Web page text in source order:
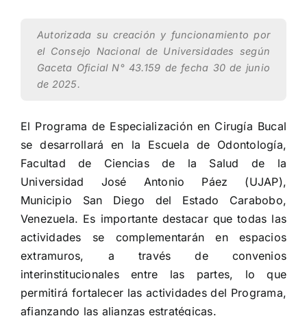
Autorizada su creación y funcionamiento por
el Consejo Nacional de Universidades según
Gaceta Oficial N° 43.159 de fecha 30 de junio
de 2025.
El Programa de Especialización en Cirugía Bucal
se desarrollará en la Escuela de Odontología,
Facultad de Ciencias de la Salud de la
Universidad José Antonio Páez (UJAP),
Municipio San Diego del Estado Carabobo,
Venezuela. Es importante destacar que todas las
actividades se complementarán en espacios
extramuros, a través de convenios
interinstitucionales entre las partes, lo que
permitirá fortalecer las actividades del Programa,
afianzando las alianzas estratégicas.